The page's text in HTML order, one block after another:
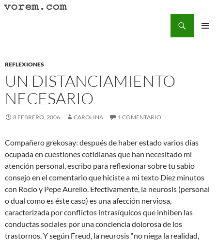
Saltar
REFLEXIONES
UN DISTANCIAMIENTO
NECESARIO
8 FEBRERO, 2006 CAROLINA 1 COMENTARIO
Compañero grekosay: después de haber estado varios días
ocupada en cuestiones cotidianas que han necesitado mi
atención personal, escribo para reflexionar sobre tu sabio
consejo en el comentario que hiciste a mi texto Diez minutos
con Rocío y Pepe Aurelio. Efectivamente, la neurosis (personal
o dual como es éste caso) es una afección nerviosa,
caracterizada por conflictos intrasíquicos que inhiben las
conductas sociales por una conciencia dolorosa de los
trastornos. Y según Freud, la neurosis “no niega la realidad,